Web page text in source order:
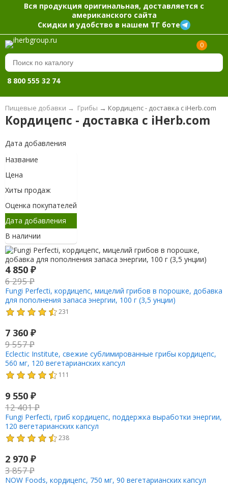
Вся продукция оригинальная, доставляется с
американского сайта
Скидки и удобство в нашем ТГ боте
0
8 800 555 32 74
Пищевые добавки → Грибы → Кордицепс - доставка с iHerb.com
Кордицепс - доставка с iHerb.com
Дата добавления
Название
Цена
Хиты продаж
Оценка покупателей
Дата добавления
В наличии
4 850 ₽
6 295₽
Fungi Perfecti, кордицепс, мицелий грибов в порошке, добавка
для пополнения запаса энергии, 100 г (3,5 унции)
231
7 360 ₽
9 557₽
Eclectic Institute, свежие сублимированные грибы кордицепс,
560 мг, 120 вегетарианских капсул
111
9 550 ₽
12 401₽
Fungi Perfecti, гриб кордицепс, поддержка выработки энергии,
120 вегетарианских капсул
238
2 970 ₽
3 857₽
NOW Foods, кордицепс, 750 мг, 90 вегетарианских капсул